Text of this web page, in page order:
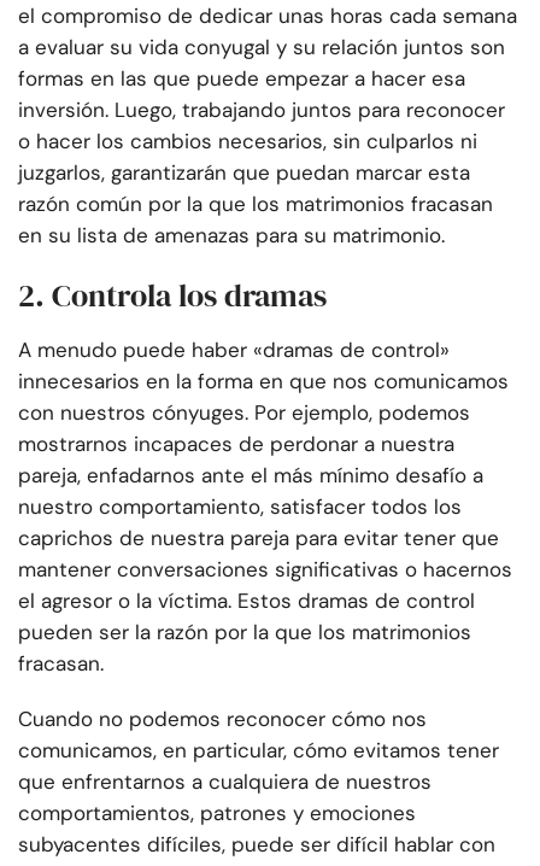
el compromiso de dedicar unas horas cada semana
a evaluar su vida conyugal y su relación juntos son
formas en las que puede empezar a hacer esa
inversión. Luego, trabajando juntos para reconocer
o hacer los cambios necesarios, sin culparlos ni
juzgarlos, garantizarán que puedan marcar esta
razón común por la que los matrimonios fracasan
en su lista de amenazas para su matrimonio.
2. Controla los dramas
A menudo puede haber «dramas de control»
innecesarios en la forma en que nos comunicamos
con nuestros cónyuges. Por ejemplo, podemos
mostrarnos incapaces de perdonar a nuestra
pareja, enfadarnos ante el más mínimo desafío a
nuestro comportamiento, satisfacer todos los
caprichos de nuestra pareja para evitar tener que
mantener conversaciones significativas o hacernos
el agresor o la víctima. Estos dramas de control
pueden ser la razón por la que los matrimonios
fracasan.
Cuando no podemos reconocer cómo nos
comunicamos, en particular, cómo evitamos tener
que enfrentarnos a cualquiera de nuestros
comportamientos, patrones y emociones
subyacentes difíciles, puede ser difícil hablar con